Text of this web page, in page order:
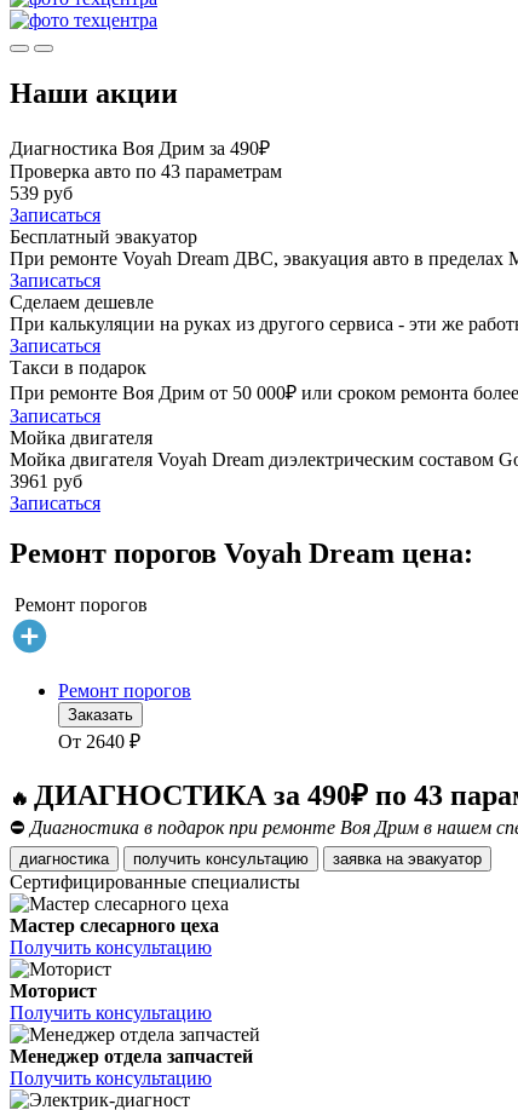
Наши акции
Диагностика Воя Дрим за 490₽
Проверка авто по 43 параметрам
539 руб
Записаться
Бесплатный эвакуатор
При ремонте Voyah Dream ДВС, эвакуация авто в
Записаться
Сделаем дешевле
При калькуляции на руках из другого сервиса - эти же
Записаться
Такси в подарок
При ремонте Воя Дрим от 50 000₽ или сроком ремонта
Записаться
Мойка двигателя
Мойка двигателя Voyah Dream диэлектрическим составом
3961 руб
Записаться
Ремонт порогов Voyah Dream цена:
Ремонт порогов
Ремонт порогов
Заказать
От 2640 ₽
🔥 ДИАГНОСТИКА за 490₽ по 43
⛔ Диагностика в подарок при ремонте Воя Дрим в нашем
диагностика получить консультацию заявка на эвакуатор
Сертифицированные специалисты
Мастер слесарного цеха
Получить консультацию
Моторист
Получить консультацию
Менеджер отдела запчастей
Получить консультацию